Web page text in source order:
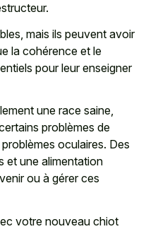
mais ils peuvent avoir
la cohérence et le
pour leur enseigner
une race saine,
problèmes de
oculaires. Des
et une alimentation
ou à gérer ces
votre nouveau chiot